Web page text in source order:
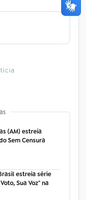
(AM) estreia
Sem Censura
estreia série
Sua Voz" na